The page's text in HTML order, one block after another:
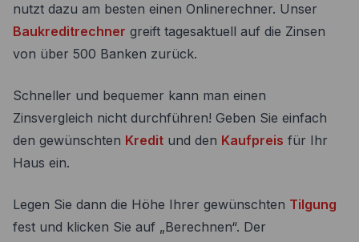
nutzt dazu am besten einen Onlinerechner. Unser
Baukreditrechner greift tagesaktuell auf die Zinsen
von über 500 Banken zurück.
Schneller und bequemer kann man einen
Zinsvergleich nicht durchführen! Geben Sie einfach
den gewünschten Kredit und den Kaufpreis für Ihr
Haus ein.
Legen Sie dann die Höhe Ihrer gewünschten Tilgung
fest und klicken Sie auf „Berechnen“. Der